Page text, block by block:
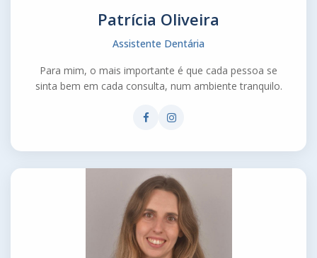
Patrícia Oliveira
Assistente Dentária
Para mim, o mais importante é que cada pessoa se
sinta bem em cada consulta, num ambiente tranquilo.